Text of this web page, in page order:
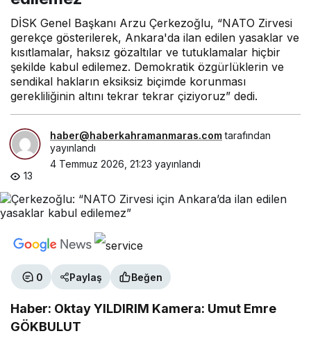
DİSK Genel Başkanı Arzu Çerkezoğlu, “NATO Zirvesi
gerekçe gösterilerek, Ankara'da ilan edilen yasaklar ve
kısıtlamalar, haksız gözaltılar ve tutuklamalar hiçbir
şekilde kabul edilemez. Demokratik özgürlüklerin ve
sendikal hakların eksiksiz biçimde korunması
gerekliliğinin altını tekrar tekrar çiziyoruz” dedi.
haber@haberkahramanmaras.comtarafından
yayınlandı
4 Temmuz 2026, 21:23 yayınlandı
13
0 Paylaş Beğen
Haber: Oktay YILDIRIM Kamera: Umut Emre
GÖKBULUT